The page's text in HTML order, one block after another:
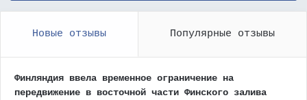
Новые отзывы Популярные отзывы
Финляндия ввела временное ограничение на
передвижение в восточной части Финского залива